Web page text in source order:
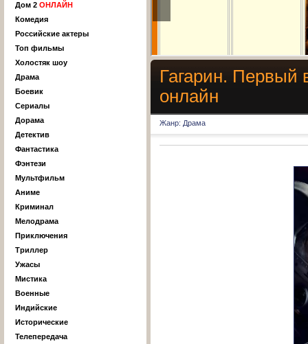
Гагарин. Первый
онлайн
Жанр: Драма
Дом 2 ОНЛАЙН
Комедия
Российские актеры
Топ фильмы
Холостяк шоу
Драма
Боевик
Сериалы
Дорама
Детектив
Фантастика
Фэнтези
Мультфильм
Аниме
Криминал
Мелодрама
Приключения
Триллер
Ужасы
Мистика
Военные
Индийские
Исторические
Телепередача